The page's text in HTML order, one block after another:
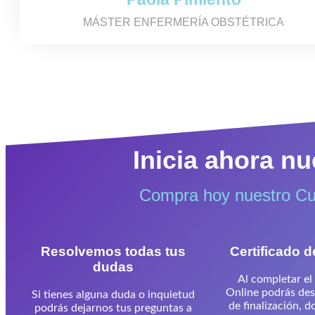
MÁSTER ENFERMERÍA OBSTÉTRICA
Inicia ahora
Compra hoy nuestro
Resolvemos todas tus
dudas
Si tienes alguna duda o inquietud
podrás dejarnos tus preguntas a
Certificado
Al completar el
Online podrás
de finalización,